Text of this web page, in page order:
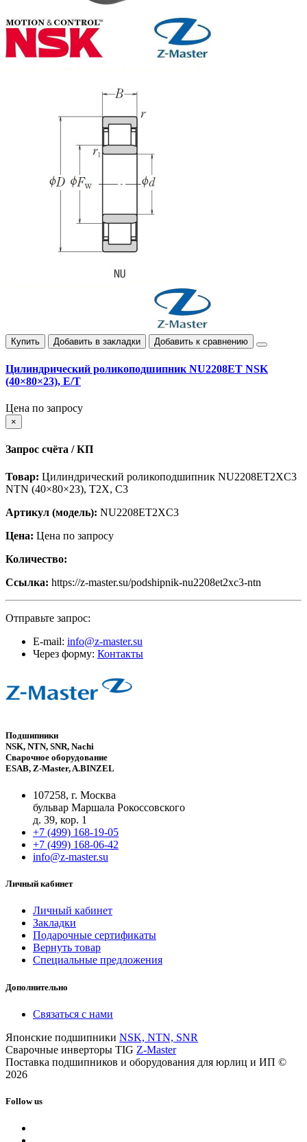
Купить Добавить в закладки Добавить к сравнению
Цилиндрический роликоподшипник NU2208ET NSK
(40×80×23), E/T
Цена по запросу
×
Запрос счёта / КП
Товар: Цилиндрический роликоподшипник NU2208ET2XC3
NTN (40×80×23), T2X, C3
Артикул (модель): NU2208ET2XC3
Цена: Цена по запросу
Количество:
Ссылка: https://z-master.su/podshipnik-nu2208et2xc3-ntn
Отправьте запрос:
E-mail: info@z-master.su
Через форму: Контакты
Подшипники
NSK, NTN, SNR, Nachi
Сварочное оборудование
ESAB, Z-Master, A.BINZEL
107258, г. Москва
бульвар Маршала Рокоссовского
д. 39, кор. 1
+7 (499) 168-19-05
+7 (499) 168-06-42
info@z-master.su
Личный кабинет
Личный кабинет
Закладки
Подарочные сертификаты
Вернуть товар
Специальные предложения
Дополнительно
Связаться с нами
Японские подшипники NSK, NTN, SNR
Сварочные инверторы TIG Z-Master
Поставка подшипников и оборудования для юрлиц и ИП ©
2026
Follow us